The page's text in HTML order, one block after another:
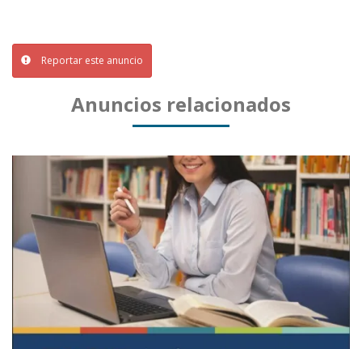
Reportar este anuncio
Anuncios relacionados